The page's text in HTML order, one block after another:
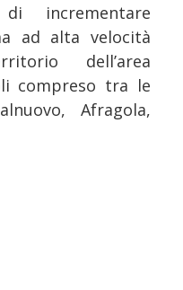
incrementare
ad alta velocità
dell’area
compreso tra le
Afragola,